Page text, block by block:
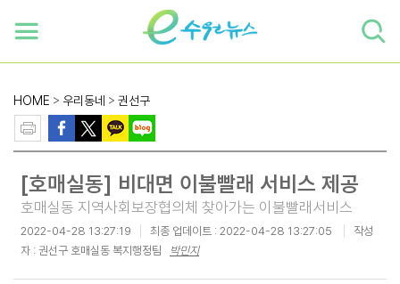
HOME > 우리동네 > 권선구
[호매실동] 비대면 이불빨래 서비스 제공
호매실동 지역사회보장협의체 찾아가는 이불빨래서비스
2022-04-28 13:27:19 최종 업데이트 : 2022-04-28 13:27:05
작성
자 : 권선구 호매실동 복지행정팀
박민지